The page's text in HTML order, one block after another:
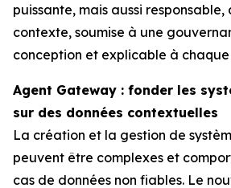
puissante, mais aussi responsable,
contexte, soumise à une
conception et explicable à chaque
Agent Gateway : fonder les
sur des données contextuelles
La création et la gestion de
peuvent être complexes et
cas de données non fiables. Le